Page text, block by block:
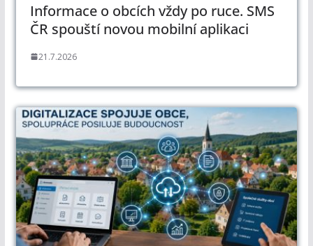
Informace o obcích vždy po ruce. SMS
ČR spouští novou mobilní aplikaci
21.7.2026